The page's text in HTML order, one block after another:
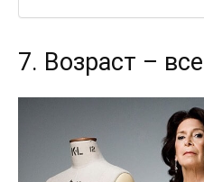
7. Возраст –